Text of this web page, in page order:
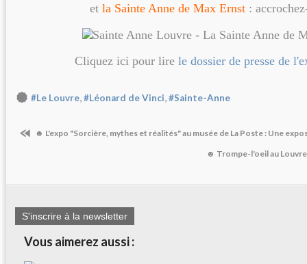
et la Sainte Anne de Max Ernst :
Cliquez ici pour lirele dossier de presse de
#Le Louvre,#Léonard de Vinci,#Sainte-Anne
☻ L'expo "Sorcière, mythes et réalités" au musée de La Poste : Une
☻ Trompe-l'oeil au
S'inscrire à la newsletter
Vous aimerez aussi :